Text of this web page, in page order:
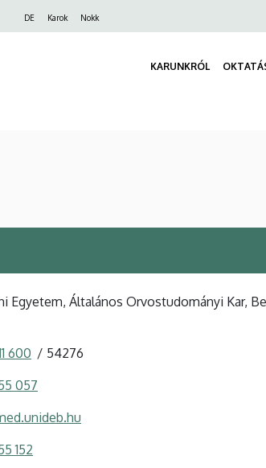
DE Karok Nokk
KARUNKRÓL
Egyetem, Általános Orvostudományi Kar,
600 54276
057
152